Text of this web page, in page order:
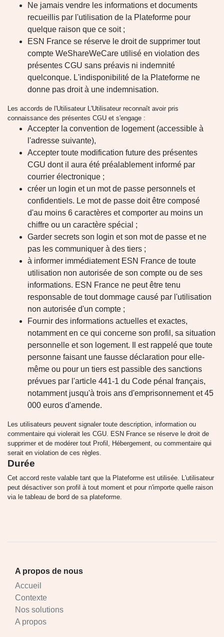
Ne jamais vendre les informations et documents
recueillis par l'utilisation de la Plateforme pour
quelque raison que ce soit ;
ESN France se réserve le droit de supprimer tout
compte WeShareWeCare utilisé en violation des
présentes CGU sans préavis ni indemnité
quelconque. L'indisponibilité de la Plateforme ne
donne pas droit à une indemnisation.
Les accords de l'Utilisateur L'Utilisateur reconnaît avoir pris
connaissance des présentes CGU et s'engage :
Accepter la convention de logement (accessible à
l'adresse suivante),
Accepter toute modification future des présentes
CGU dont il aura été préalablement informé par
courrier électronique ;
créer un login et un mot de passe personnels et
confidentiels. Le mot de passe doit être composé
d'au moins 6 caractères et comporter au moins un
chiffre ou un caractère spécial ;
Garder secrets son login et son mot de passe et ne
pas les communiquer à des tiers ;
à informer immédiatement ESN France de toute
utilisation non autorisée de son compte ou de ses
informations. ESN France ne peut être tenu
responsable de tout dommage causé par l'utilisation
non autorisée d'un compte ;
Fournir des informations actuelles et exactes,
notamment en ce qui concerne son profil, sa situation
personnelle et son logement. Il est rappelé que toute
personne faisant une fausse déclaration pour elle-
même ou pour un tiers est passible des sanctions
prévues par l'article 441-1 du Code pénal français,
notamment jusqu'à trois ans d'emprisonnement et 45
000 euros d'amende.
Les utilisateurs peuvent signaler toute description, information ou
commentaire qui violerait les CGU. ESN France se réserve le droit de
supprimer et de modérer tout Profil, Hébergement, ou commentaire qui
serait en violation de ces règles.
Durée
Cet accord reste valable tant que la Plateforme est utilisée. L'utilisateur
peut désactiver son profil à tout moment et pour n'importe quelle raison
via le tableau de bord de sa plateforme.
A propos de nous
Accueil
Contexte
Nos solutions
A propos